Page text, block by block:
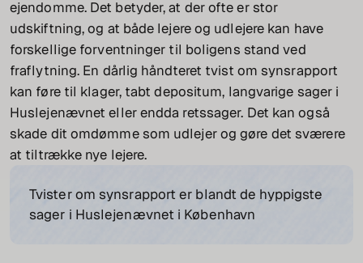
ejendomme. Det betyder, at der ofte er stor
udskiftning, og at både lejere og udlejere kan have
forskellige forventninger til boligens stand ved
fraflytning. En dårlig håndteret tvist om synsrapport
kan føre til klager, tabt depositum, langvarige sager i
Huslejenævnet eller endda retssager. Det kan også
skade dit omdømme som udlejer og gøre det sværere
at tiltrække nye lejere.
Tvister om synsrapport er blandt de hyppigste
sager i Huslejenævnet i København